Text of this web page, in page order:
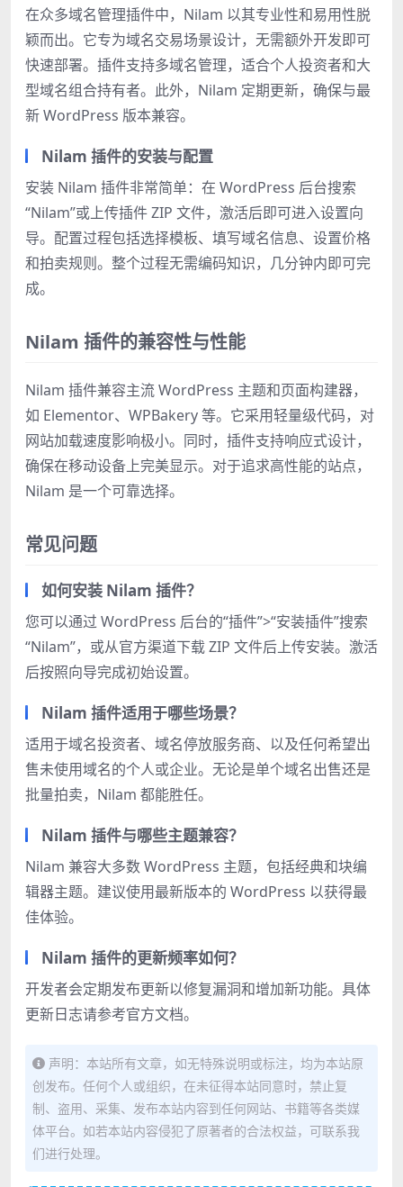
在众多域名管理插件中，Nilam 以其专业性和易用性脱
颖而出。它专为域名交易场景设计，无需额外开发即可
快速部署。插件支持多域名管理，适合个人投资者和大
型域名组合持有者。此外，Nilam 定期更新，确保与最
新 WordPress 版本兼容。
Nilam 插件的安装与配置
安装 Nilam 插件非常简单：在 WordPress 后台搜索
“Nilam”或上传插件 ZIP 文件，激活后即可进入设置向
导。配置过程包括选择模板、填写域名信息、设置价格
和拍卖规则。整个过程无需编码知识，几分钟内即可完
成。
Nilam 插件的兼容性与性能
Nilam 插件兼容主流 WordPress 主题和页面构建器，
如 Elementor、WPBakery 等。它采用轻量级代码，对
网站加载速度影响极小。同时，插件支持响应式设计，
确保在移动设备上完美显示。对于追求高性能的站点，
Nilam 是一个可靠选择。
常见问题
如何安装 Nilam 插件？
您可以通过 WordPress 后台的“插件”>“安装插件”搜索
“Nilam”，或从官方渠道下载 ZIP 文件后上传安装。激活
后按照向导完成初始设置。
Nilam 插件适用于哪些场景？
适用于域名投资者、域名停放服务商、以及任何希望出
售未使用域名的个人或企业。无论是单个域名出售还是
批量拍卖，Nilam 都能胜任。
Nilam 插件与哪些主题兼容？
Nilam 兼容大多数 WordPress 主题，包括经典和块编
辑器主题。建议使用最新版本的 WordPress 以获得最
佳体验。
Nilam 插件的更新频率如何？
开发者会定期发布更新以修复漏洞和增加新功能。具体
更新日志请参考官方文档。
声明：本站所有文章，如无特殊说明或标注，均为本站原
创发布。任何个人或组织，在未征得本站同意时，禁止复
制、盗用、采集、发布本站内容到任何网站、书籍等各类媒
体平台。如若本站内容侵犯了原著者的合法权益，可联系我
们进行处理。